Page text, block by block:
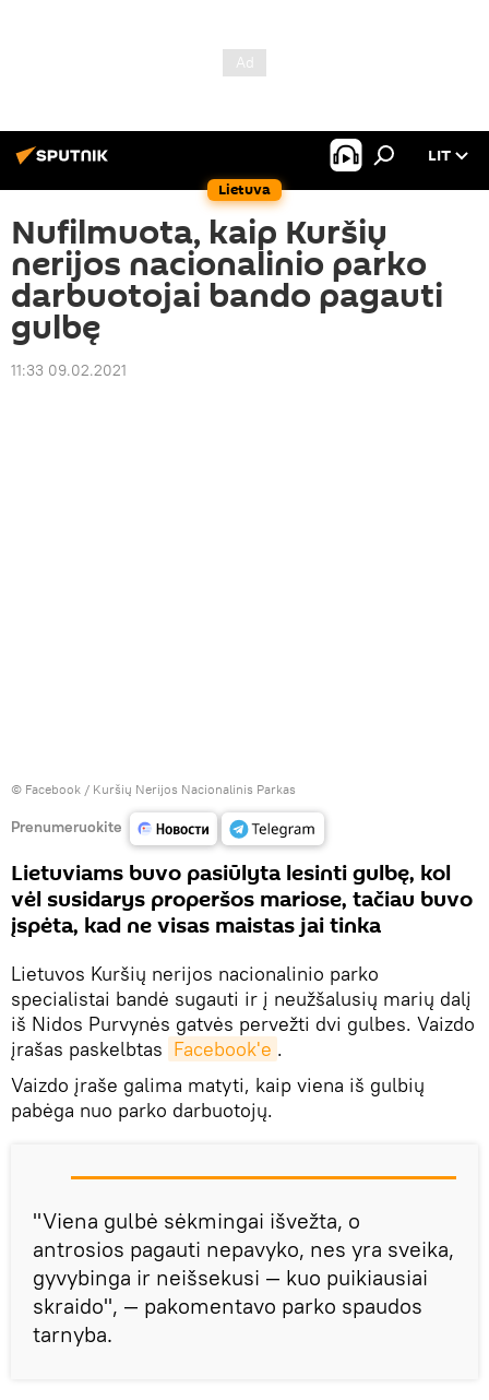
Lietuva
LIT
Nufilmuota, kaip Kuršių
nerijos nacionalinio parko
darbuotojai bando pagauti
gulbę
11:33 09.02.2021
© Facebook / Kuršių Nerijos Nacionalinis Parkas
Prenumeruokite
Lietuviams buvo pasiūlyta lesinti gulbę, kol
vėl susidarys properšos mariose, tačiau buvo
įspėta, kad ne visas maistas jai tinka
Lietuvos Kuršių nerijos nacionalinio parko
specialistai bandė sugauti ir į neužšalusių marių dalį
iš Nidos Purvynės gatvės pervežti dvi gulbes. Vaizdo
įrašas paskelbtas Facebook'e .
Vaizdo įraše galima matyti, kaip viena iš gulbių
pabėga nuo parko darbuotojų.
"Viena gulbė sėkmingai išvežta, o
antrosios pagauti nepavyko, nes yra sveika,
gyvybinga ir neišsekusi — kuo puikiausiai
skraido", — pakomentavo parko spaudos
tarnyba.